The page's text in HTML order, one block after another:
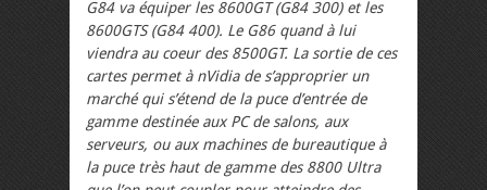
G84 va équiper les 8600GT (G84 300) et les
8600GTS (G84 400). Le G86 quand à lui
viendra au coeur des 8500GT. La sortie de ces
cartes permet à nVidia de s’approprier un
marché qui s’étend de la puce d’entrée de
gamme destinée aux PC de salons, aux
serveurs, ou aux machines de bureautique à
la puce très haut de gamme des 8800 Ultra